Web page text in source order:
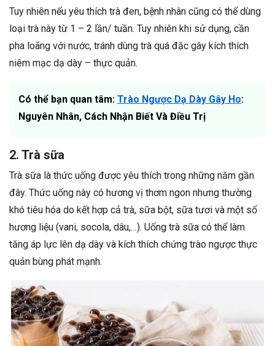
Tuy nhiên nếu yêu thích trà đen, bệnh nhân cũng có thể dùng
loại trà này từ 1 – 2 lần/ tuần. Tuy nhiên khi sử dụng, cần
pha loãng với nước, tránh dùng trà quá đặc gây kích thích
niêm mạc dạ dày – thực quản.
Có thể bạn quan tâm: Trào Ngược Dạ Dày Gây Ho:
Nguyên Nhân, Cách Nhận Biết Và Điều Trị
2. Trà sữa
Trà sữa là thức uống được yêu thích trong những năm gần
đây. Thức uống này có hương vị thơm ngon nhưng thường
khó tiêu hóa do kết hợp cả trà, sữa bột, sữa tươi và một số
hương liệu (vani, socola, dâu,…). Uống trà sữa có thể làm
tăng áp lực lên dạ dày và kích thích chứng trào ngược thực
quản bùng phát mạnh.